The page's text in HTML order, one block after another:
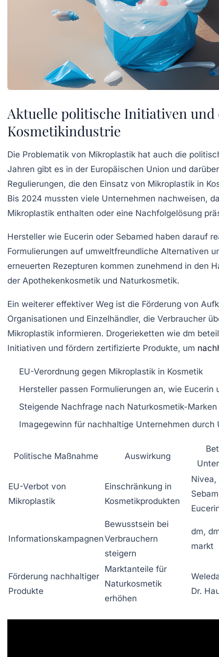
Aktuelle politische Initiativen und
Kosmetikindustrie
Die Problematik von Mikroplastik hat auch die
Jahren gibt es in der Europäischen Union und
Regulierungen, die den Einsatz von Mikroplastik in
Bis 2024 mussten viele Unternehmen nachweisen,
Mikroplastik enthalten oder eine Nachfolgelösung
Hersteller wie Eucerin oder Sebamed haben darauf
Formulierungen auf umweltfreundliche Alternativen
erneuerten Rezepturen kommen zunehmend in den
der Apothekenkosmetik und Naturkosmetik.
Ein weiterer effektiver Weg ist die Förderung von
Organisationen und Einzelhändler, die Verbraucher
Mikroplastik informieren. Drogerieketten wie dm
Initiativen und fördern zertifizierte Produkte, um
EU-Verordnung gegen Mikroplastik in Kosmetik
Hersteller passen Formulierungen an, wie Eucerin
Steigende Nachfrage nach Naturkosmetik-
Imagegewinn für nachhaltige Unternehmen durch
Politische Maßnahme Auswirkung
EU-Verbot von
Mikroplastik
Einschränkung in
Kosmetikprodukten
Nivea,
Informationskampagnen
Bewusstsein bei
Verbrauchern
steigern
dm,
markt
Förderung nachhaltiger
Produkte
Marktanteile für
Naturkosmetik
erhöhen
Dr.